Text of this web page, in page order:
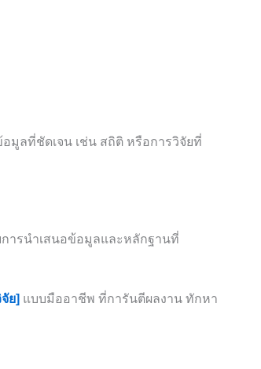
มูลที่ชัดเจน เช่น สถิติ หรือการวิจัยที่
ารนำเสนอข้อมูลและหลักฐานที่
ย] แบบมืออาชีพ ที่การันตีผลงาน ทักหา